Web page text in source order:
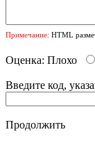
Примечание: HTML
Оценка: Плохо
Введите код,
Продолжить